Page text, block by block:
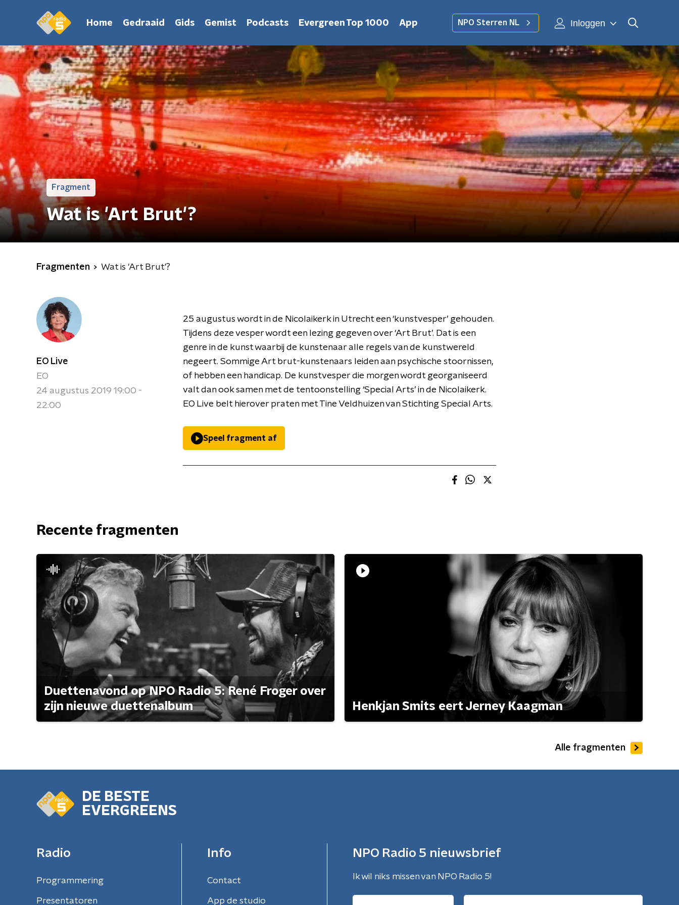
Home Gedraaid Gids Gemist Podcasts Evergreen Top 1000 App NPO Sterren NL Inloggen
Fragment
Wat is 'Art Brut'?
Fragmenten Wat is 'Art Brut'?
EO Live
EO
24 augustus 2019 19:00 -
22:00
25 augustus wordt in de Nicolaikerk in Utrecht een ‘kunstvesper’ gehouden.
Tijdens deze vesper wordt een lezing gegeven over ‘Art Brut’. Dat is een
genre in de kunst waarbij de kunstenaar alle regels van de kunstwereld
negeert. Sommige Art brut-kunstenaars leiden aan psychische stoornissen,
of hebben een handicap. De kunstvesper die morgen wordt georganiseerd
valt dan ook samen met de tentoonstelling ‘Special Arts’ in de Nicolaikerk.
EO Live belt hierover praten met Tine Veldhuizen van Stichting Special Arts.
Speel fragment af
Recente fragmenten
Duettenavond op NPO Radio 5: René Froger over
zijn nieuwe duettenalbum
Henkjan Smits eert Jerney Kaagman
Alle fragmenten
DE BESTE
EVERGREENS
Radio
Programmering
Presentatoren
Info
Contact
App de studio
NPO Radio 5 nieuwsbrief
Ik wil niks missen van NPO Radio 5!